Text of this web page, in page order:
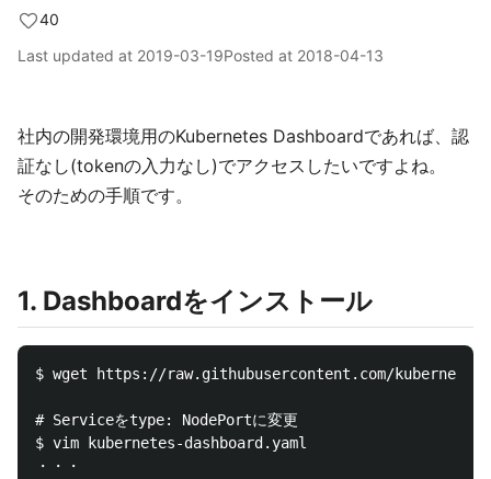
40
Last updated at 2019-03-19Posted at 2018-04-13
社内の開発環境用のKubernetes Dashboardであれば、認
証なし(tokenの入力なし)でアクセスしたいですよね。
そのための手順です。
1. Dashboardをインストール
$ wget https://raw.githubusercontent.com/
# Serviceをtype: NodePortに変更
$ vim kubernetes-dashboard.yaml
・・・